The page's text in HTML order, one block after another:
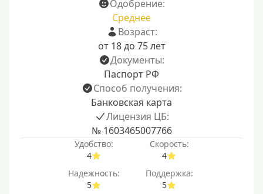
Одобрение:
Среднее
Возраст:
от 18 до 75 лет
Документы:
Паспорт РФ
Способ получения:
Банковская карта
Лицензия ЦБ:
№ 1603465007766
Удобство:
4
Скорость:
4
Надежность:
5
Поддержка:
5